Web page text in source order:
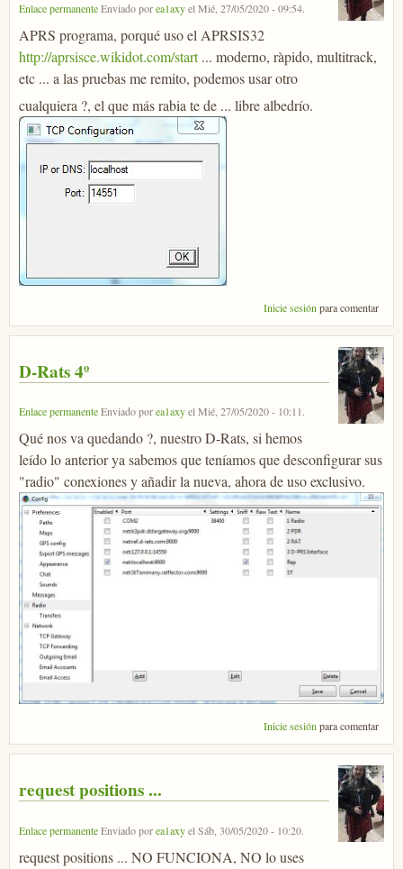
Enlace permanenteEnviado porea1axyelMié, 27/05/2020 - 09:54.
APRS programa, porqué uso el APRSIS32
http://aprsisce.wikidot.com/start... moderno, ràpido, multitrack,
etc ... a las pruebas me remito, podemos usar otro
cualquiera ?, el que más rabia te de ... libre albedrío.
Inicie sesión para comentar
D-Rats 4º
Enlace permanenteEnviado porea1axyelMié, 27/05/2020 - 10:11.
Qué nos va quedando ?, nuestro D-Rats, si hemos
leído lo anterior ya sabemos que teníamos que desconfigurar sus
"radio" conexiones y añadir la nueva, ahora de uso exclusivo.
Inicie sesiónpara comentar
request positions ...
Enlace permanenteEnviado porea1axyelSáb, 30/05/2020 - 10:20.
request positions ... NO FUNCIONA, NO lo uses